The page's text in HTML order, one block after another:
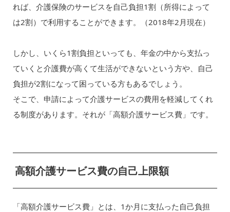
れば、介護保険のサービスを自己負担1割（所得によって
は2割）で利用することができます。（2018年2月現在）
しかし、いくら1割負担といっても、年金の中から支払っ
ていくと介護費が高くて生活ができないという方や、自己
負担が2割になって困っている方もあるでしょう。
そこで、申請によって介護サービスの費用を軽減してくれ
る制度があります。それが「高額介護サービス費」です。
高額介護サービス費の自己上限額
「高額介護サービス費」とは、1か月に支払った自己負担